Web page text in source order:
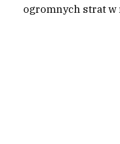
ogromnych strat